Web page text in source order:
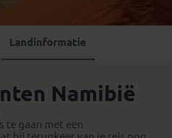
Landinformatie
Namibië
te gaan met een